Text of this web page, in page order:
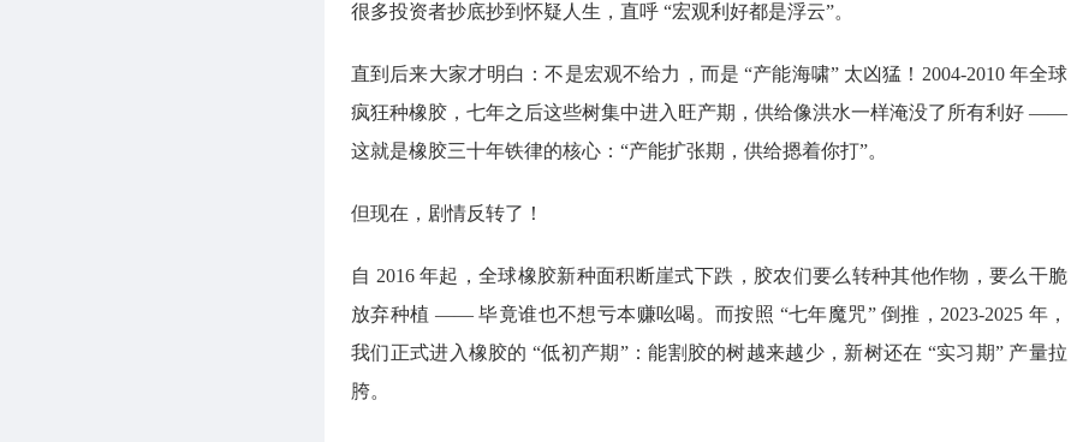
很多投资者抄底抄到怀疑人生，直呼 “宏观利好都是浮云”。
直到后来大家才明白：不是宏观不给力，而是 “产能海啸” 太凶猛！2004-2010 年全球
疯狂种橡胶，七年之后这些树集中进入旺产期，供给像洪水一样淹没了所有利好 ——
这就是橡胶三十年铁律的核心：“产能扩张期，供给摁着你打”。
但现在，剧情反转了！
自 2016 年起，全球橡胶新种面积断崖式下跌，胶农们要么转种其他作物，要么干脆
放弃种植 —— 毕竟谁也不想亏本赚吆喝。而按照 “七年魔咒” 倒推，2023-2025 年，
我们正式进入橡胶的 “低初产期”：能割胶的树越来越少，新树还在 “实习期” 产量拉
胯。